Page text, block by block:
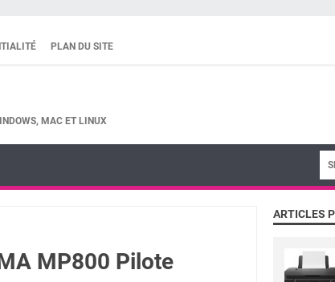
PLAN DU SITE
MAC ET LINUX
MP800 Pilote
ARTICLES